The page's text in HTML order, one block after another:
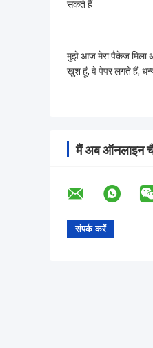
सकते हैं
मुझे आज मेरा पैकेज मिला
खुश हूं, वे पेपर लगते हैं,
मैं अब ऑनलाइन